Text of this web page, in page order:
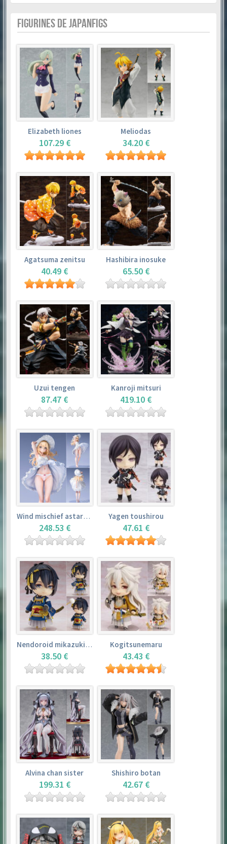
FIGURINES DE JAPANFIGS
Elizabeth liones
107.29 €
Meliodas
34.20 €
Agatsuma zenitsu
40.49 €
Hashibira inosuke
65.50 €
Uzui tengen
87.47 €
Kanroji mitsuri
419.10 €
Wind mischief astarotte
248.53 €
Yagen toushirou
47.61 €
Nendoroid mikazuki munechika
38.50 €
Kogitsunemaru
43.43 €
Alvina chan sister
199.31 €
Shishiro botan
42.67 €